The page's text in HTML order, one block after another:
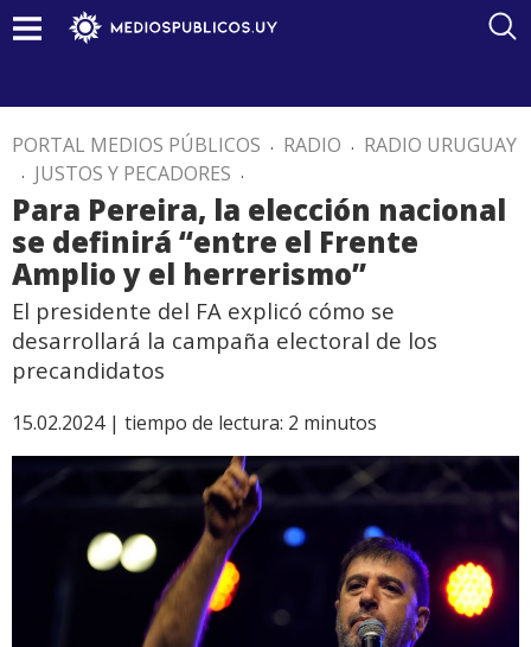
PORTAL MEDIOS PÚBLICOS . RADIO . RADIO URUGUAY
. JUSTOS Y PECADORES .
Para Pereira, la elección nacional
se definirá “entre el Frente
Amplio y el herrerismo”
El presidente del FA explicó cómo se
desarrollará la campaña electoral de los
precandidatos
15.02.2024 | tiempo de lectura: 2 minutos